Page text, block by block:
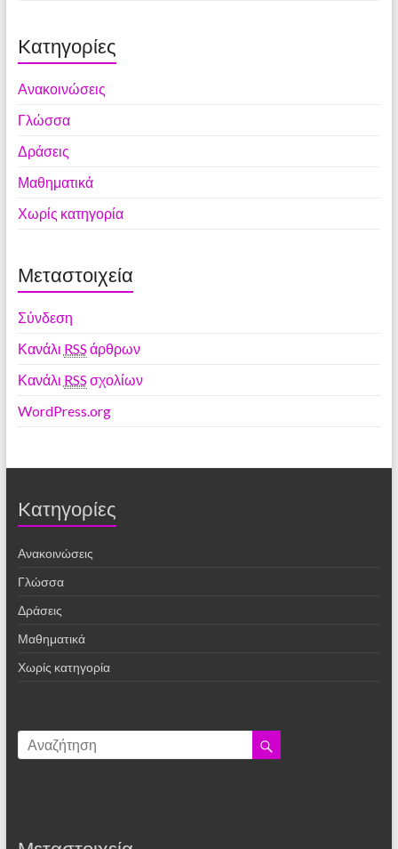
Kατηγορίες
Ανακοινώσεις
Γλώσσα
Δράσεις
Μαθηματικά
Χωρίς κατηγορία
Μεταστοιχεία
Σύνδεση
Κανάλι RSS άρθρων
Κανάλι RSS σχολίων
WordPress.org
Kατηγορίες
Ανακοινώσεις
Γλώσσα
Δράσεις
Μαθηματικά
Χωρίς κατηγορία